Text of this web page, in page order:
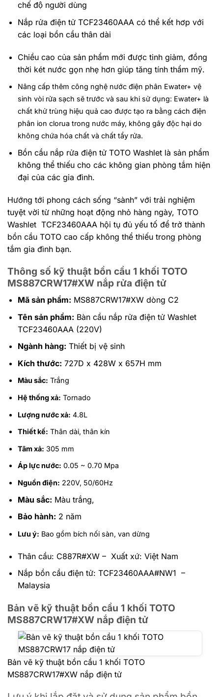
chế độ người dùng
Nắp rửa điện tử TCF23460AAA có thể kết hơp với
các loại bồn cầu thân dài
Chiều cao của sản phẩm mới được tinh giảm, đồng
thời két nước gọn nhẹ hơn giúp tăng tính thẩm mỹ.
Nâng cấp thêm công nghệ nước điện phân Ewater+ vệ
sinh vòi rửa sạch sẽ trước và sau khi sử dụng: Ewater+ là
chất khử trùng hiệu quả cao được tạo ra bằng cách điện
phân ion clorua trong nước máy, không gây độc hại do
không chứa hóa chất và chất tẩy rửa.
Bồn cầu nắp rửa điện tử TOTO Washlet là sản phẩm
không thể thiếu cho các không gian phòng tắm hiện
đại của các gia đình.
Hướng tới phong cách sống “sành” với trải nghiệm
tuyệt vời từ những hoạt động nhỏ hàng ngày, TOTO
Washlet TCF23460AAA hội tụ đủ yếu tố để trở thành
bồn cầu TOTO cao cấp không thể thiếu trong phòng
tắm gia đình bạn.
Thông số kỹ thuật bồn cầu 1 khối TOTO
MS887CRW17#XW nắp rửa điện tử
Mã sản phẩm: MS887CRW17#XW dòng C2
Tên sản phẩm: Bàn cầu nắp rửa điện tử Washlet
TCF23460AAA (220V)
Ngành hàng: Thiết bị vệ sinh
Kích thước: 727D x 428W x 657H mm
Màu sắc: Trắng
Hệ thống xả: Tornado
Lượng nước xả: 4.8L
Thiết kế: Thân dài, thân kín
Tâm xả: 305 mm
Áp lực nước: 0.05 ~ 0.70 Mpa
Nguồn điện: 220V, 50/60Hz
Màu sắc: Màu trắng,
Bảo hành: 2 năm
Lưu ý: Bao gồm bích nối sàn, van dừng
Thân cầu: C887R#XW – Xuất xứ: Việt Nam
Nắp bồn cầu điện tử: TCF23460AAA#NW1 –
Malaysia
Bản vẽ kỹ thuật bồn cầu 1 khối TOTO
MS887CRW17#XW nắp điện tử
Bản vẽ kỹ thuật bồn cầu 1 khối TOTO
MS887CRW17#XW nắp điện tử